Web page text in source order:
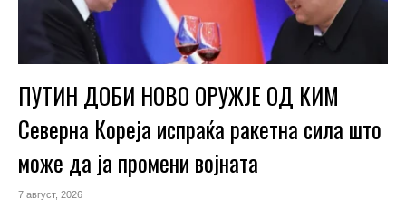
ПУТИН ДОБИ НОВО ОРУЖЈЕ ОД КИМ
Северна Кореја испраќа ракетна сила што
може да ја промени војната
7 август, 2026